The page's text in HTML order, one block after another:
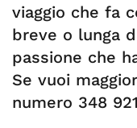
viaggio che fa
breve o lunga
passione che
Se vuoi
numero 348